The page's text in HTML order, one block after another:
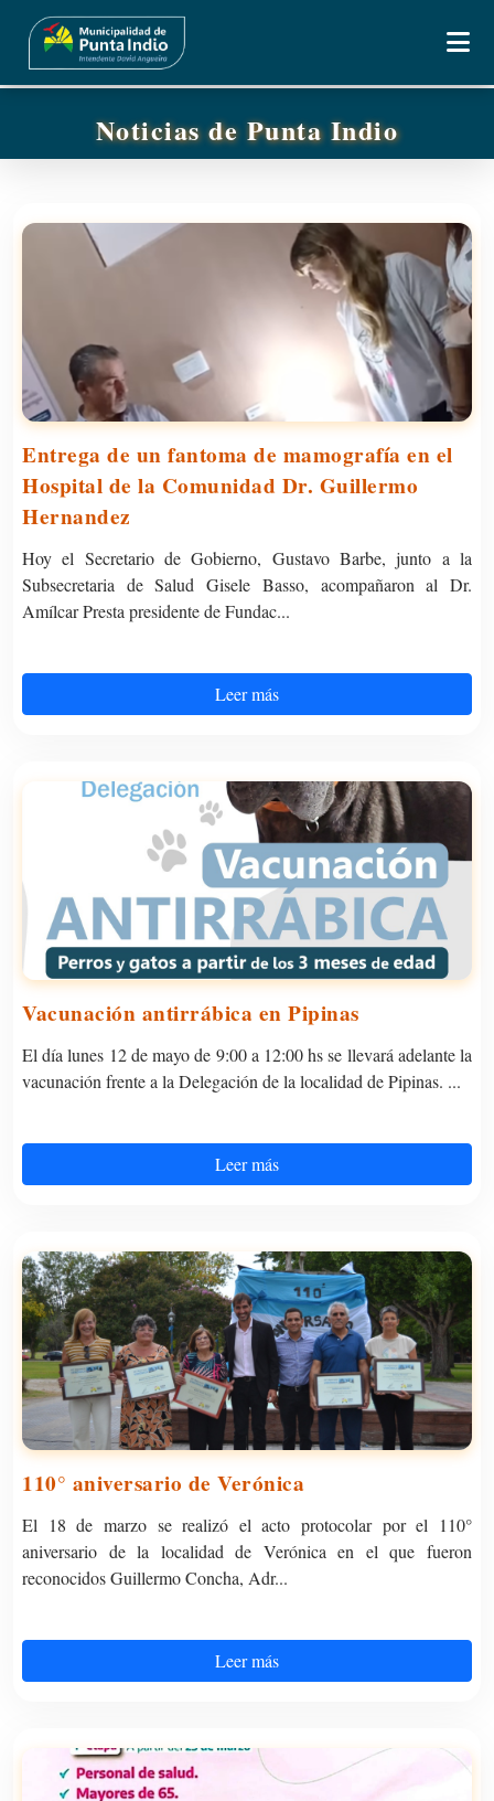
Noticias de Punta Indio
Entrega de un fantoma de mamografía en el
Hospital de la Comunidad Dr. Guillermo
Hernandez
Hoy el Secretario de Gobierno, Gustavo Barbe, junto a la
Subsecretaria de Salud Gisele Basso, acompañaron al Dr.
Amílcar Presta presidente de Fundac...
Leer más
Vacunación antirrábica en Pipinas
El día lunes 12 de mayo de 9:00 a 12:00 hs se llevará adelante la
vacunación frente a la Delegación de la localidad de Pipinas. ...
Leer más
110° aniversario de Verónica
El 18 de marzo se realizó el acto protocolar por el 110°
aniversario de la localidad de Verónica en el que fueron
reconocidos Guillermo Concha, Adr...
Leer más